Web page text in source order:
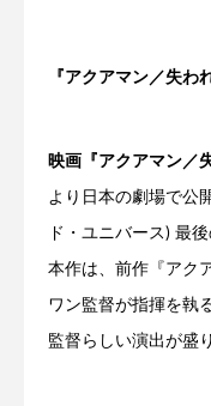
『アクアマン／失わ
映画『アクアマン／
より日本の劇場で公
ド・ユニバース) 最
本作は、前作『アク
ワン監督が指揮を執
監督らしい演出が盛